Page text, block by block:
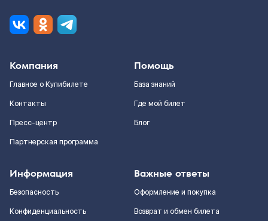
Компания
Главное о Купибилете
Контакты
Пресс-центр
Партнерская программа
Помощь
База знаний
Где мой билет
Блог
Информация
Безопасность
Конфиденциальность
Важные ответы
Оформление и покупка
Возврат и обмен билета